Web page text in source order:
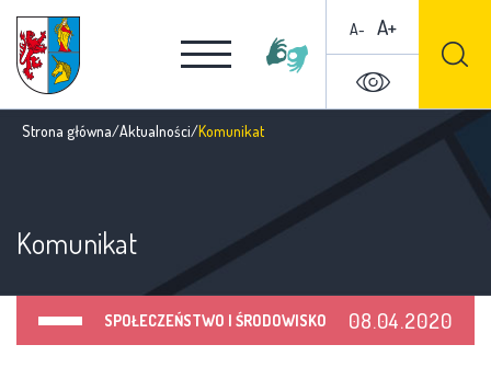
A- A+
Strona główna/Aktualności/Komunikat
Komunikat
SPOŁECZEŃSTWO I ŚRODOWISKO 08.04.2020